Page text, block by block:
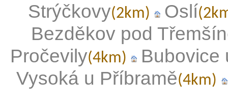
Strýčkovy(2km) Oslí
Bezděkov pod
Pročevily(4km)
Bubovice
Vysoká u Příbramě(4km)